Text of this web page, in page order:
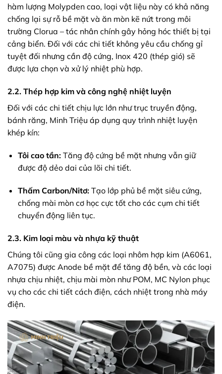
hàm lượng Molypden cao, loại vật liệu này có khả năng
chống lại sự rỗ bề mặt và ăn mòn kẽ nứt trong môi
trường Clorua – tác nhân chính gây hỏng hóc thiết bị tại
cảng biển. Đối với các chi tiết không yêu cầu chống gỉ
tuyệt đối nhưng cần độ cứng, Inox 420 (thép gió) sẽ
được lựa chọn và xử lý nhiệt phù hợp.
2.2. Thép hợp kim và công nghệ nhiệt luyện
Đối với các chi tiết chịu lực lớn như trục truyền động,
bánh răng, Minh Triệu áp dụng quy trình nhiệt luyện
khép kín:
Tôi cao tần:Tăng độ cứng bề mặt nhưng vẫn giữ
được độ dẻo dai của lõi chi tiết.
Thấm Carbon/Nitơ:Tạo lớp phủ bề mặt siêu cứng,
chống mài mòn cơ học cực tốt cho các cụm chi tiết
chuyển động liên tục.
2.3. Kim loại màu và nhựa kỹ thuật
Chúng tôi cũng gia công các loại nhôm hợp kim (A6061,
A7075) được Anode bề mặt để tăng độ bền, và các loại
nhựa chịu nhiệt, chịu mài mòn như POM, MC Nylon phục
vụ cho các chi tiết cách điện, cách nhiệt trong nhà máy
điện.